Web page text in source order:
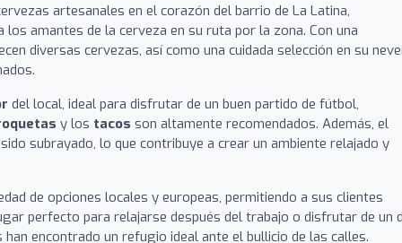
artesanales en el corazón del barrio de La Latina,
amantes de la cerveza en su ruta por la zona. Con una
diversas cervezas, así como una cuidada selección en su
del local, ideal para disfrutar de un buen partido de fútbol,
y los tacos son altamente recomendados. Además, el
subrayado, lo que contribuye a crear un ambiente relajado y
de opciones locales y europeas, permitiendo a sus clientes
perfecto para relajarse después del trabajo o disfrutar de un
encontrado un refugio ideal ante el bullicio de las calles.